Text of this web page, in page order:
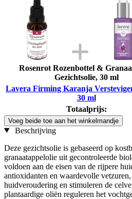
Rosenrot Rozenbottel &
Gezichtsolie, 30 ml
Lavera Firming Karanja
30 ml
Totaalprijs:
Voeg beide toe aan het winkelmandje
Beschrijving
Deze gezichtsolie is gebaseerd op
granaatappelolie uit gecontroleerde
voldoen aan de eisen van de rijpere
antioxidanten en waardevolle
huidveroudering en stimuleren de
plantaardige oliën reguleren het